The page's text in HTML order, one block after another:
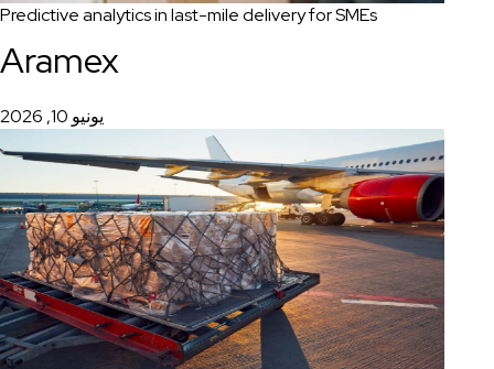
Predictive analytics in last-mile delivery for SMEs
Aramex
يونيو 10, 2026